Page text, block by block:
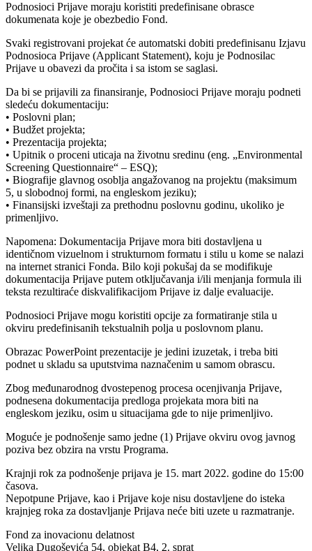
Podnosioci Prijave moraju koristiti predefinisane obrasce
dokumenata koje je obezbedio Fond.
Svaki registrovani projekat će automatski dobiti predefinisanu Izjavu
Podnosioca Prijave (Applicant Statement), koju je Podnosilac
Prijave u obavezi da pročita i sa istom se saglasi.
Da bi se prijavili za finansiranje, Podnosioci Prijave moraju podneti
sledeću dokumentaciju:
• Poslovni plan;
• Budžet projekta;
• Prezentacija projekta;
• Upitnik o proceni uticaja na životnu sredinu (eng. „Environmental
Screening Questionnaire“ – ESQ);
• Biografije glavnog osoblja angažovanog na projektu (maksimum
5, u slobodnoj formi, na engleskom jeziku);
• Finansijski izveštaji za prethodnu poslovnu godinu, ukoliko je
primenljivo.
Napomena: Dokumentacija Prijave mora biti dostavljena u
identičnom vizuelnom i strukturnom formatu i stilu u kome se nalazi
na internet stranici Fonda. Bilo koji pokušaj da se modifikuje
dokumentacija Prijave putem otključavanja i/ili menjanja formula ili
teksta rezultiraće diskvalifikacijom Prijave iz dalje evaluacije.
Podnosioci Prijave mogu koristiti opcije za formatiranje stila u
okviru predefinisanih tekstualnih polja u poslovnom planu.
Obrazac PowerPoint prezentacije je jedini izuzetak, i treba biti
podnet u skladu sa uputstvima naznačenim u samom obrascu.
Zbog međunarodnog dvostepenog procesa ocenjivanja Prijave,
podnesena dokumentacija predloga projekata mora biti na
engleskom jeziku, osim u situacijama gde to nije primenljivo.
Moguće je podnošenje samo jedne (1) Prijave okviru ovog javnog
poziva bez obzira na vrstu Programa.
Krajnji rok za podnošenje prijava je 15. mart 2022. godine do 15:00
časova.
Nepotpune Prijave, kao i Prijave koje nisu dostavljene do isteka
krajnjeg roka za dostavljanje Prijava neće biti uzete u razmatranje.
Fond za inovacionu delatnost
Veljka Dugoševića 54, objekat B4, 2. sprat